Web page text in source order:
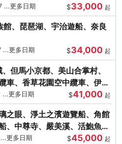
更多日期 $33,000 起
、琵琶湖、宇治遊船、奈良
更多日期 $34,000 起
但馬小京都、美山合掌村、
車、香草花園空中纜車、伊勢
更多日期 $41,000 起
之眼、淨土之濱遊覽船、角館
、中尊寺、嚴美溪、活鮑魚
更多日期 $45,000 起